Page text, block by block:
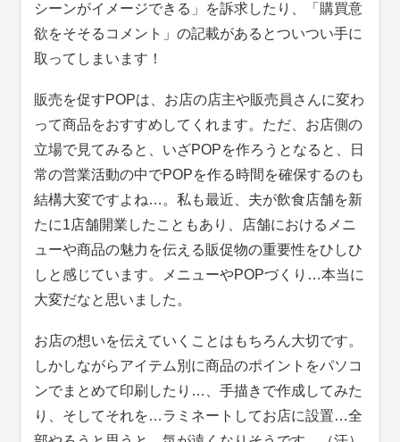
シーンがイメージできる」を訴求したり、「購買意
欲をそそるコメント」の記載があるとついつい手に
取ってしまいます！
販売を促すPOPは、お店の店主や販売員さんに変わ
って商品をおすすめしてくれます。ただ、お店側の
立場で見てみると、いざPOPを作ろうとなると、日
常の営業活動の中でPOPを作る時間を確保するのも
結構大変ですよね…。私も最近、夫が飲食店舗を新
たに1店舗開業したこともあり、店舗におけるメニ
ューや商品の魅力を伝える販促物の重要性をひしひ
しと感じています。メニューやPOPづくり…本当に
大変だなと思いました。
お店の想いを伝えていくことはもちろん大切です。
しかしながらアイテム別に商品のポイントをパソコ
ンでまとめて印刷したり…、手描きで作成してみた
り、そしてそれを…ラミネートしてお店に設置…全